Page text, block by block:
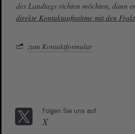
des Landtags richten möchten, dann
direkte Kontaktaufnahme mit den
zum Kontaktformular
Folgen Sie uns auf
X